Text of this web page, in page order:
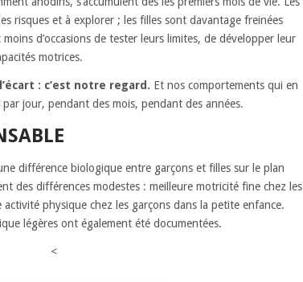
risques et à explorer ; les filles sont davantage freinées
d’occasions de tester leurs limites, de développer leur
motrices.
: c’est notre regard. Et nos comportements qui en
jour, pendant des mois, pendant des années.
différence biologique entre garçons et filles sur le plan
des différences modestes : meilleure motricité fine chez les
physique chez les garçons dans la petite enfance.
légères ont également été documentées.
<